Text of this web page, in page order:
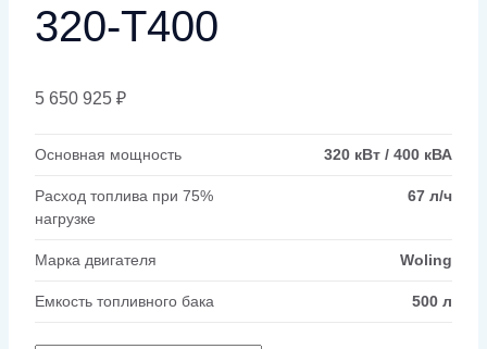
320-Т400
5 650 925 ₽
Основная мощность 320 кВт / 400 кВА
Расход топлива при 75%
нагрузке
67 л/ч
Марка двигателя Woling
Емкость топливного бака 500 л